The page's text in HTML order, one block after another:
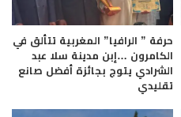
حرفة ” الرافيا” المغربية تتألق في
الكامرون …إبن مدينة سلا عبد
الشرادي يتوج بجائزة أفضل صانع
تقليدي